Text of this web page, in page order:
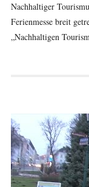
Nachhaltiger
Ferienmesse breit
„Nachhaltigen